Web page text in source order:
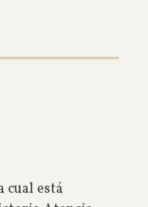
cual está